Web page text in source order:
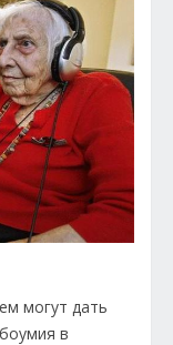
могут дать
в